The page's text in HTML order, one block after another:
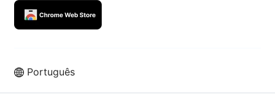
Português